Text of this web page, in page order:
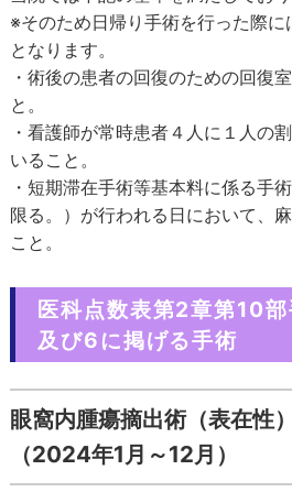
※そのため日帰り手術を行った際
となります。
・術後の患者の回復のための回復
と。
・看護師が常時患者４人に１人の
いること。
・短期滞在手術等基本料に係る手
限る。）が行われる日において、
こと。
医科点数表第2章第10
及び6に掲げる手術
眼窩内腫瘍摘出術（表在
（2024年1月～12月）